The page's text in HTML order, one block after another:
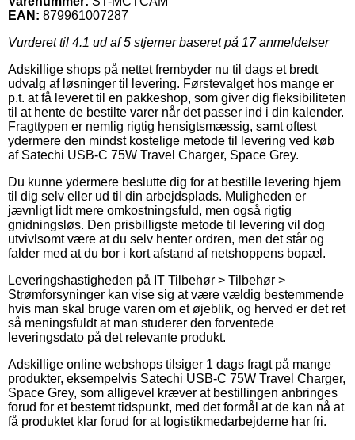
EAN: 879961007287
Vurderet til 4.1 ud af 5 stjerner baseret på 17anmeldelser
Adskillige shops på nettet frembyder nu til dags et bredt
udvalg af løsninger til levering. Førstevalget hos mange er
p.t. at få leveret til en pakkeshop, som giver dig fleksibiliteten
til at hente de bestilte varer når det passer ind i din kalender.
Fragttypen er nemlig rigtig hensigtsmæssig, samt oftest
ydermere den mindst kostelige metode til levering ved køb
af Satechi USB-C 75W Travel Charger, Space Grey.
Du kunne ydermere beslutte dig for at bestille levering hjem
til dig selv eller ud til din arbejdsplads. Muligheden er
jævnligt lidt mere omkostningsfuld, men også rigtig
gnidningsløs. Den prisbilligste metode til levering vil dog
utvivlsomt være at du selv henter ordren, men det står og
falder med at du bor i kort afstand af netshoppens bopæl.
Leveringshastigheden på IT Tilbehør > Tilbehør >
Strømforsyninger kan vise sig at være vældig bestemmende
hvis man skal bruge varen om et øjeblik, og herved er det ret
så meningsfuldt at man studerer den forventede
leveringsdato på det relevante produkt.
Adskillige online webshops tilsiger 1 dags fragt på mange
produkter, eksempelvis Satechi USB-C 75W Travel Charger,
Space Grey, som alligevel kræver at bestillingen anbringes
forud for et bestemt tidspunkt, med det formål at de kan nå at
få produktet klar forud for at logistikmedarbejderne har fri.